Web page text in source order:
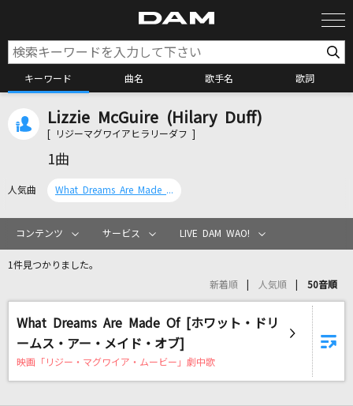
キーワード 曲名 歌手名 歌詞
カラオケ検索
カラオケリクエスト
リアルタイムで歌われている曲の一覧
惚れた女が死んだ夜は(新録)
小林旭
Lizzie McGuire (Hilary Duff)
[ リジーマグワイアヒラリーダフ ]
1曲
人気曲 What Dreams Are Made Of [ホワット・ドリームス・アー・メイド・オブ]
コンテンツ サービス LIVE DAM WAO!
1件見つかりました。
新着順 人気順 50音順
What Dreams Are Made Of [ホワット・ドリ
ームス・アー・メイド・オブ]
映画「リジー・マグワイア・ムービー」劇中歌